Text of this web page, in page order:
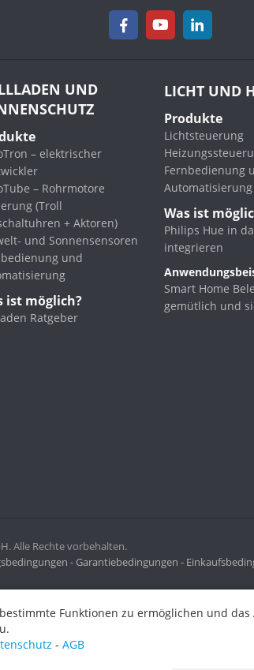
UND
– elektrischer
– Rohrmotore
(Troll
+ Aktoren)
und Sonnensensoren
und
ist möglich?
Ratgeber
LICHT UND
Produkte
Lichtsteuerung
Fernbedienung
Automatisierung
Was ist
Philips Hue in
integrieren
Smart Home
gemütlich und
Alle Rechte vorbehalten.
- Garantiebedingungen -
Funktionen zu ermöglichen und
- AGB
und das Angebot zu verbessern.